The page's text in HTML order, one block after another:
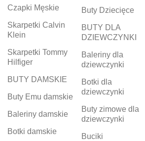
Czapki Męskie
Skarpetki Calvin
Klein
Skarpetki Tommy
Hilfiger
BUTY DAMSKIE
Buty Emu damskie
Baleriny damskie
Botki damskie
Buty Dziecięce
BUTY DLA
DZIEWCZYNKI
Baleriny dla
dziewczynki
Botki dla
dziewczynki
Buty zimowe dla
dziewczynki
Buciki